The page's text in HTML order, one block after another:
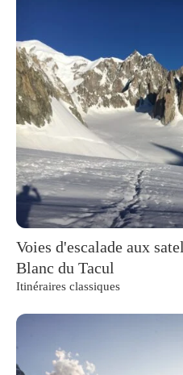
Voies d'escalade aux
Blanc du Tacul
Itinéraires classiques